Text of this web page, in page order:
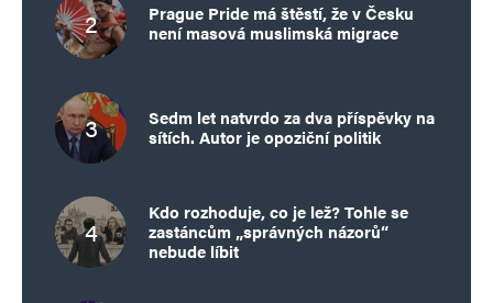
Prague Pride má štěstí, že v Česku
není masová muslimská migrace
Sedm let natvrdo za dva příspěvky na
sítích. Autor je opoziční politik
Kdo rozhoduje, co je lež? Tohle se
zastáncům „správných názorů“
nebude líbit